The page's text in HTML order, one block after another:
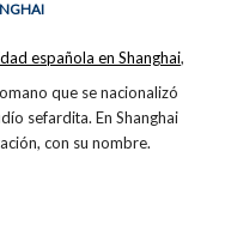
que se nacionalizó
sefardita. En Shanghai
con su nombre.
española en Shanghai,